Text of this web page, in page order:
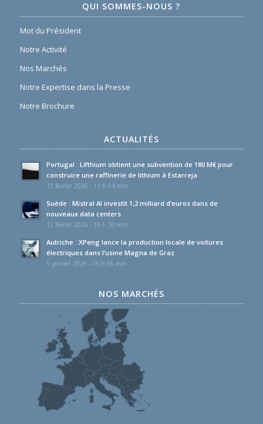
QUI SOMMES-NOUS ?
Mot du Président
Notre Activité
Nos Marchés
Notre Expertise dans la Presse
Notre Brochure
ACTUALITÉS
Portugal : Lifthium obtient une subvention de 180 M€ pour
construire une raffinerie de lithium à Estarreja
12 février 2026 - 11 h 04 min
Suède : Mistral AI investit 1,2 milliard d’euros dans de
nouveaux data centers
12 février 2026 - 10 h 20 min
Autriche : XPeng lance la production locale de voitures
électriques dans l’usine Magna de Graz
5 janvier 2026 - 16 h 56 min
NOS MARCHÉS